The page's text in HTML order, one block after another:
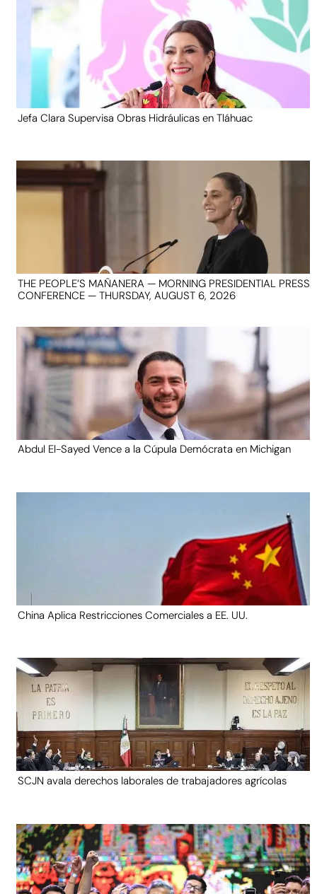
Jefa Clara Supervisa Obras Hidráulicas en Tláhuac
THE PEOPLE’S MAÑANERA — MORNING PRESIDENTIAL PRESS
CONFERENCE — THURSDAY, AUGUST 6, 2026
Abdul El-Sayed Vence a la Cúpula Demócrata en Michigan
China Aplica Restricciones Comerciales a EE. UU.
SCJN avala derechos laborales de trabajadores agrícolas